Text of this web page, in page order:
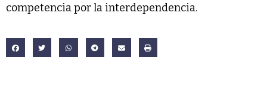
competencia por la interdependencia.